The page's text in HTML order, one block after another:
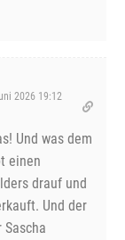
2026 19:12
Und was dem
einen
drauf und
Und der